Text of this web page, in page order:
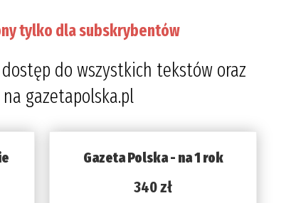
tylko dla subskrybentów
do wszystkich tekstów oraz
gazetapolska.pl
Gazeta Polska - na 1 rok
340 zł